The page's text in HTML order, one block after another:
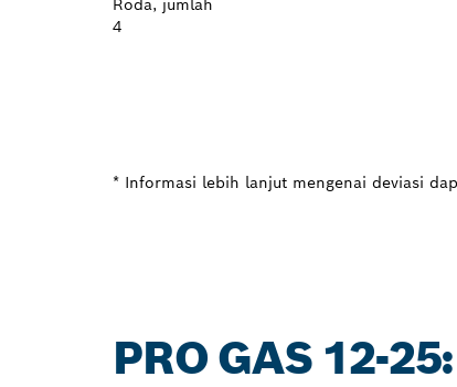
Roda, jumlah
4
* Informasi lebih lanjut mengenai deviasi
PRO GAS 12-